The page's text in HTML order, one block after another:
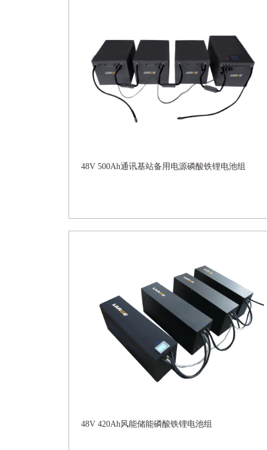
48V 500Ah通讯基站备用电源磷酸铁锂电池组
48V 420Ah风能储能磷酸铁锂电池组